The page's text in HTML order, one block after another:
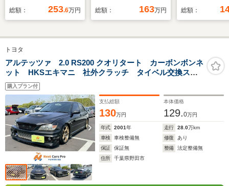
ドビューモニター
ヒーター LEDヘッド
ライト 車線逸脱警
報 カーテンエアバッ
グ サイドエアバッグ
総額： 253.6万円
ETC バックカメラ
ズ Bluetooth 障害
ーター フルセグ
USB接続 衝突軽減
総額： 163万円
無 認定中古
グ DVD ミ
Bluetooth
充電 純正ド
レーキ
総額：
トヨタ
アルテッツァ 2.0 RS200 クオリタート カーボンボンネ
ット HKSエキマニ 社外クラッチ タイベル交換ステ
ッカー
購入プラン付
支払総額
130万円
本体価格
129.0万円
年式 2001年 走行 28.0万km
車検
車検整備無 修復
あり
保証
保証無 整備
法定整備無
住所
千葉県野田市